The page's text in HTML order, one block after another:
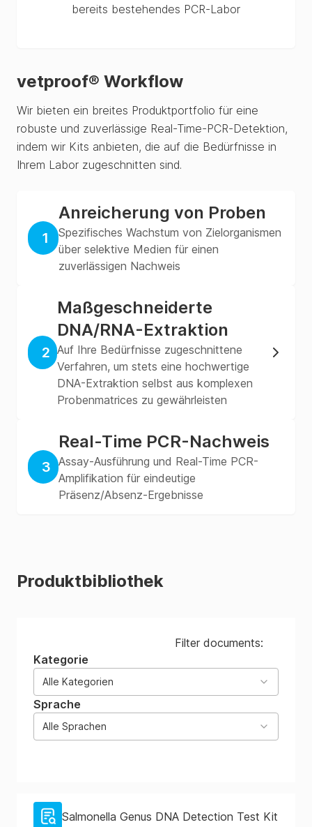
bereits bestehendes PCR-Labor
vetproof® Workflow
Wir bieten ein breites Produktportfolio für eine
robuste und zuverlässige Real-Time-PCR-Detektion,
indem wir Kits anbieten, die auf die Bedürfnisse in
Ihrem Labor zugeschnitten sind.
1
Anreicherung von Proben
Spezifisches Wachstum von Zielorganismen
über selektive Medien für einen
zuverlässigen Nachweis
2
Maßgeschneiderte
DNA/RNA-Extraktion
Auf Ihre Bedürfnisse zugeschnittene
Verfahren, um stets eine hochwertige
DNA-Extraktion selbst aus komplexen
Probenmatrices zu gewährleisten
3
Real-Time PCR-Nachweis
Assay-Ausführung und Real-Time PCR-
Amplifikation für eindeutige
Präsenz/Absenz-Ergebnisse
Produktbibliothek
Filter documents:
Kategorie
Alle Kategorien
Sprache
Alle Sprachen
Salmonella Genus DNA Detection Test Kit